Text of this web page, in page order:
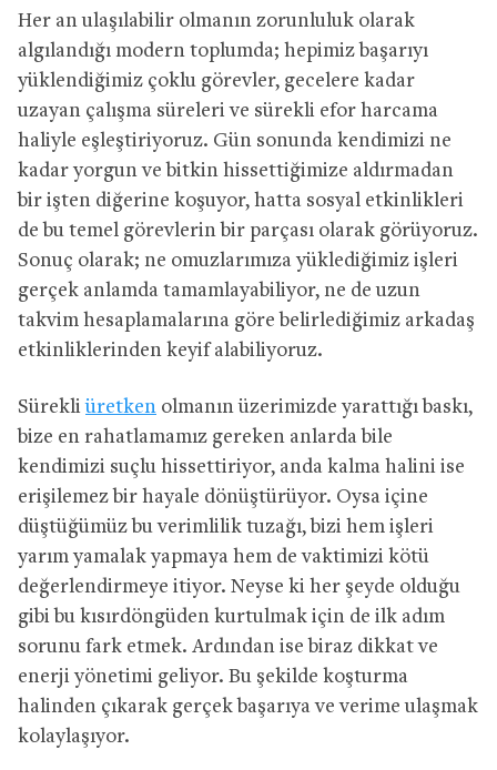
Her an ulaşılabilir olmanın zorunluluk olarak
algılandığı modern toplumda; hepimiz başarıyı
yüklendiğimiz çoklu görevler, gecelere kadar
uzayan çalışma süreleri ve sürekli efor harcama
haliyle eşleştiriyoruz. Gün sonunda kendimizi ne
kadar yorgun ve bitkin hissettiğimize aldırmadan
bir işten diğerine koşuyor, hatta sosyal etkinlikleri
de bu temel görevlerin bir parçası olarak görüyoruz.
Sonuç olarak; ne omuzlarımıza yüklediğimiz işleri
gerçek anlamda tamamlayabiliyor, ne de uzun
takvim hesaplamalarına göre belirlediğimiz arkadaş
etkinliklerinden keyif alabiliyoruz.
Sürekliüretken olmanın üzerimizde yarattığı baskı,
bize en rahatlamamız gereken anlarda bile
kendimizi suçlu hissettiriyor, anda kalma halini ise
erişilemez bir hayale dönüştürüyor. Oysa içine
düştüğümüz bu verimlilik tuzağı, bizi hem işleri
yarım yamalak yapmaya hem de vaktimizi kötü
değerlendirmeye itiyor. Neyse ki her şeyde olduğu
gibi bu kısırdöngüden kurtulmak için de ilk adım
sorunu fark etmek. Ardından ise biraz dikkat ve
enerji yönetimi geliyor. Bu şekilde koşturma
halinden çıkarak gerçek başarıya ve verime ulaşmak
kolaylaşıyor.